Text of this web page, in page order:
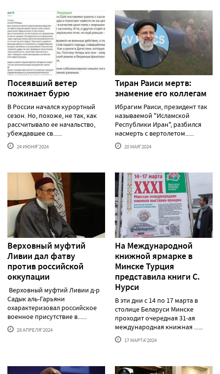
Посеявший ветер
пожинает бурю
В России начался курортный
сезон. Но, похоже, не так, как
рассчитывало ее начальство,
убеждавшее св......
24 ИЮНЯ'2024
Тиран Раиси мертв:
знамение его коллегам
Ибрагим Раиси, президент так
называемой "Исламской
Республики Иран", разбился
насмерть с вертолетом......
20 МАЯ'2024
Верховный муфтий
Ливии дал фатву
против российской
оккупации
Верховный муфтий Ливии д-р
Садык аль-Гарьяни
охарактеризовал российское
военное присутствие в......
28 АПРЕЛЯ'2024
На Международной
книжной ярмарке в
Минске Турция
представила книги С.
Нурси
В эти дни с 14 по 17 марта в
столице Беларуси Минске
проходит очередная 31-ая
международная книжная ......
17 МАРТА'2024